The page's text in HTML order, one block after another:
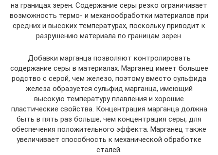
на границах зерен. Содержание серы резко ограничивает
возможность термо- и механообработки материалов при
средних и высоких температурах, поскольку приводит к
разрушению материала по границам зерен.
Добавки марганца позволяют контролировать
содержание серы в материалах. Марганец имеет большее
родство с серой, чем железо, поэтому вместо сульфида
железа образуется сульфид марганца, имеющий
высокую температуру плавления и хорошие
пластические свойства. Концентрация марганца должна
быть в пять раз больше, чем концентрация серы, для
обеспечения положительного эффекта. Марганец также
увеличивает способность к механической обработке
сталей.